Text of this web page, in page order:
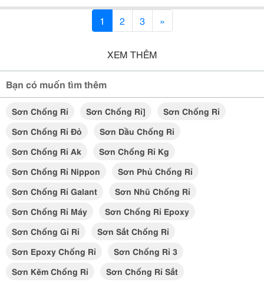
1 2 3 »
XEM THÊM
Bạn có muốn tìm thêm
Sơn Chống Rỉ Sơn Chống Rỉ]
Sơn Chống Rỉ
Sơn Chống Rỉ Đỏ
Sơn Dầu Chống Rỉ
Sơn Chống Rỉ Ak
Sơn Chống Rỉ Kg
Sơn Chống Rỉ Nippon
Sơn Phủ Chống Rỉ
Sơn Chống Rỉ Galant
Sơn Nhũ Chống Rỉ
Sơn Chống Rỉ Máy
Sơn Chống Rỉ Epoxy
Sơn Chống Gỉ Rỉ
Sơn Sắt Chống Rỉ
Sơn Epoxy Chống Rỉ
Sơn Chống Rỉ 3
Sơn Kẽm Chống Rỉ
Sơn Chống Rỉ Sắt